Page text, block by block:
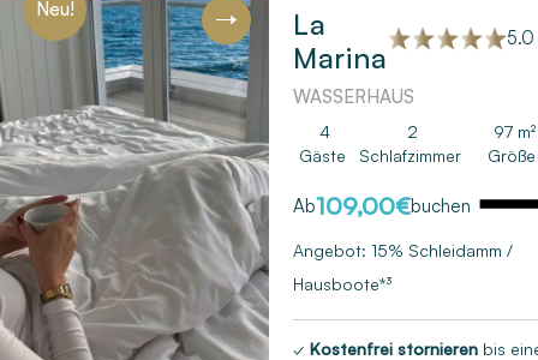
Neu!
Next
La
Marina
5.0
WASSERHAUS
4
Gäste
2
Schlafzimmer
97 m²
Größe
Ab109,00€buchen
Angebot: 15% Schleidamm /
Hausboote*³
✓ Kostenfrei stornieren bis